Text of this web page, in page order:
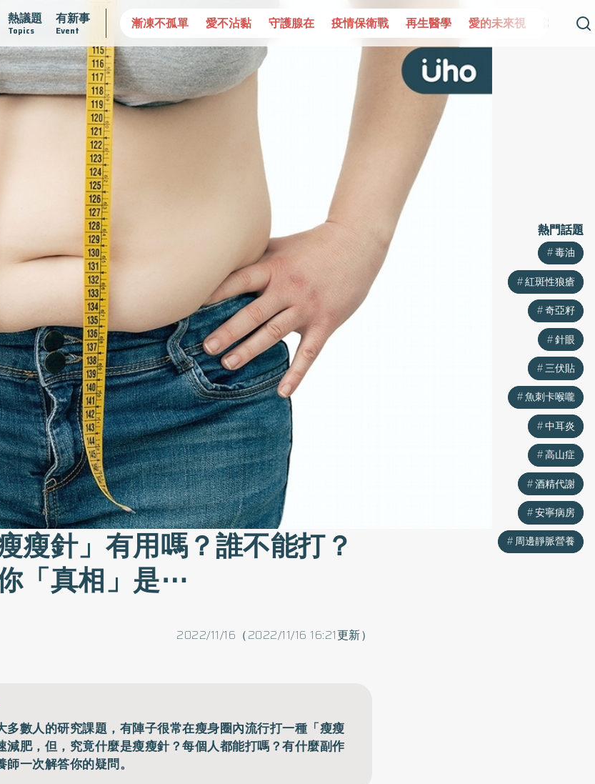
熱議題
Topics
有新事
Event
牙指南 漸凍不孤單 愛不沾黏 守護腺在 疫情保衛戰 再生醫學 愛的未來視 認識攝護腺肥大 守
瘦針」有用嗎？誰不能打？
「真相」是⋯
2022/11/16（2022/11/16 16:21更新）
多數人的研究課題，有陣子很常在瘦身圈內流行打一種「瘦瘦
減肥，但，究竟什麼是瘦瘦針？每個人都能打嗎？有什麼副作
一次解答你的疑問。
熱門話題
毒油
紅斑性狼瘡
奇亞籽
針眼
三伏貼
魚刺卡喉嚨
中耳炎
高山症
酒精代謝
安寧病房
周邊靜脈營養
熱門話題
毒油
紅斑性狼瘡
奇亞籽
針眼
三伏貼
魚刺卡喉嚨
中耳炎
高山症
酒精代謝
安寧病房
周邊靜脈營養